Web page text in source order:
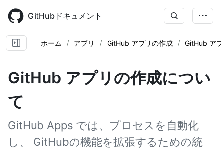
main
content
GitHubドキュメント
ホーム アプリ GitHub アプリの作成 GitHub ア
GitHub アプリの作成につい
て
GitHub Apps では、プロセスを自動化
し、 GitHubの機能を拡張するための統